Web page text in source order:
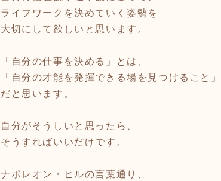
ライフワークを決めていく姿勢を
大切にして欲しいと思います。
「自分の仕事を決める」とは、
「自分の才能を発揮できる場を見つけること」
だと思います。
自分がそうしいと思ったら、
そうすればいいだけです。
ナポレオン・ヒルの言葉通り、